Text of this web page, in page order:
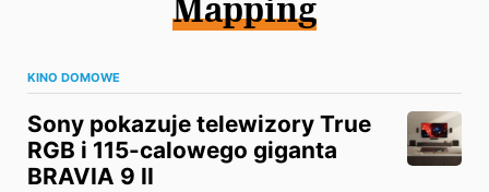
Mapping
KINO DOMOWE
Sony pokazuje telewizory True
RGB i 115-calowego giganta
BRAVIA 9 II